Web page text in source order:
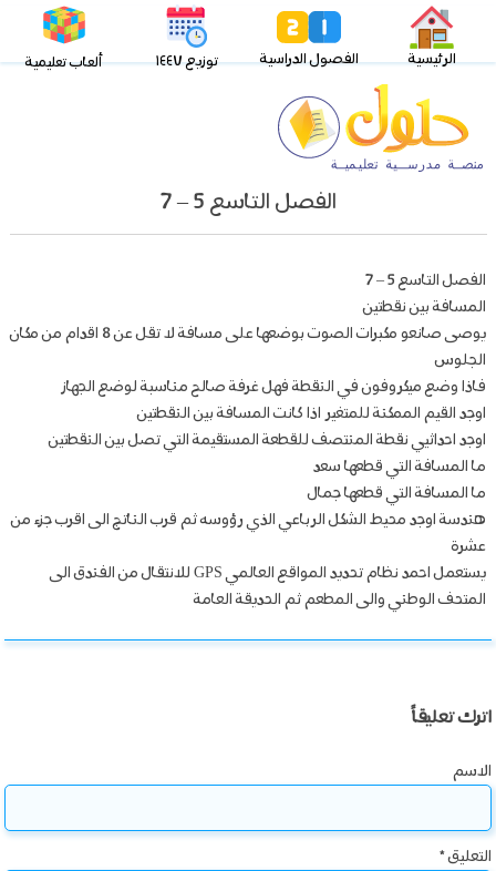
الرئيسية الفصول الدراسية توزيع ١٤٤٧ ألعاب تعليمية
الفصل التاسع 5 – 7
الفصل التاسع 5 – 7
المسافة بين نقطتين
يوصى صانعو مكبرات الصوت بوضعها على مسافة لا تقل عن 8 اقدام من مكان
الجلوس
فاذا وضع ميكروفون في النقطة فهل غرفة صالح مناسبة لوضع الجهاز
اوجد القيم الممكنة للمتغير اذا كانت المسافة بين النقطتين
اوجد احداثيي نقطة المنتصف للقطعة المستقيمة التي تصل بين النقطتين
ما المسافة التي قطعها سعد
ما المسافة التي قطعها جمال
هندسة اوجد محيط الشكل الرباعي الذي رؤوسه ثم قرب الناتج الى اقرب جزء من
عشرة
يستعمل احمد نظام تحديد المواقع العالمي GPS للانتقال من الفندق الى
المتحف الوطني والى المطعم ثم الحديقة العامة
اترك تعليقاً
الاسم
التعليق*